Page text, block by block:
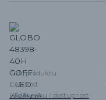
Číslo produktu:
EAN kód:
Hlídat cenu / dostupnost